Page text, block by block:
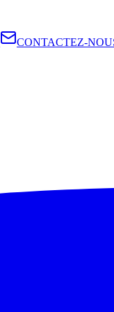
CONTACTEZ-